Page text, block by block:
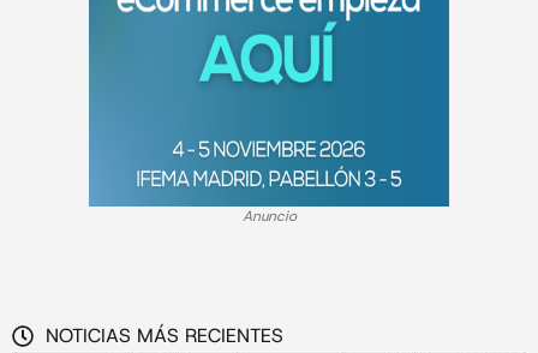
Anuncio
NOTICIAS MÁS RECIENTES